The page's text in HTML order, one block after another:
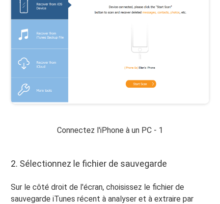
Connectez l'iPhone à un PC - 1
2. Sélectionnez le fichier de sauvegarde
Sur le côté droit de l'écran, choisissez le fichier de
sauvegarde iTunes récent à analyser et à extraire par